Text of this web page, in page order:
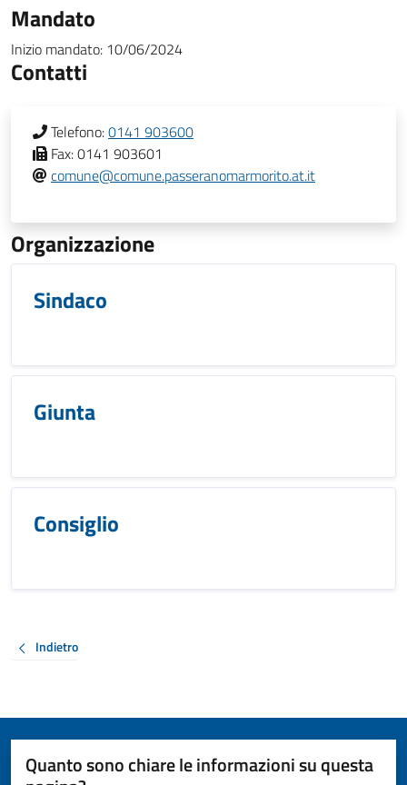
Mandato
Inizio mandato: 10/06/2024
Contatti
Telefono:0141 903600
Fax:0141 903601
comune@comune.passeranomarmorito.at.it
Organizzazione
Sindaco
Giunta
Consiglio
Indietro
Quanto sono chiare le informazioni su questa